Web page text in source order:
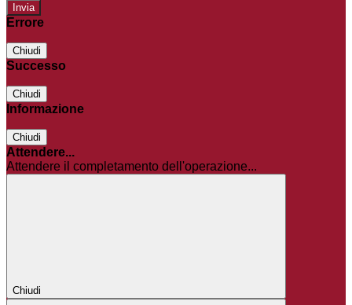
Errore
Chiudi
Successo
Chiudi
Informazione
Chiudi
Attendere...
Attendere il completamento dell'operazione...
Chiudi